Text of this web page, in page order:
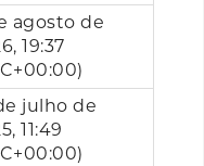
agosto de
19:37
julho de
11:49